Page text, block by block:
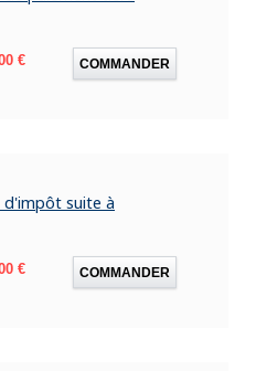
€ COMMANDER
d'impôt suite à
€ COMMANDER